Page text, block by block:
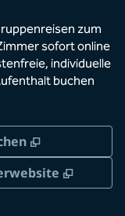
zum
sofort online
individuelle
buchen
,
,